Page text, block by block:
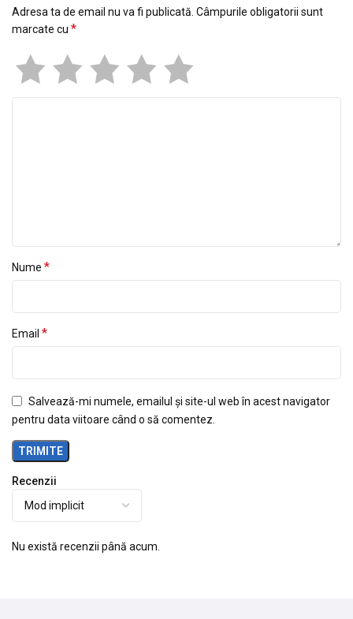
Recenzii
Nu există recenzii până acum.
Adresa ta de email nu va fi publicată. Câmpurile obligatorii sunt
marcate cu *
Nume *
Email *
Salvează-mi numele, emailul și site-ul web în acest navigator
pentru data viitoare când o să comentez.